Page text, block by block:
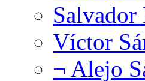
Salvador
Víctor
¬ Alejo